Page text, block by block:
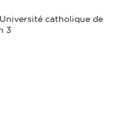
catholique de
3